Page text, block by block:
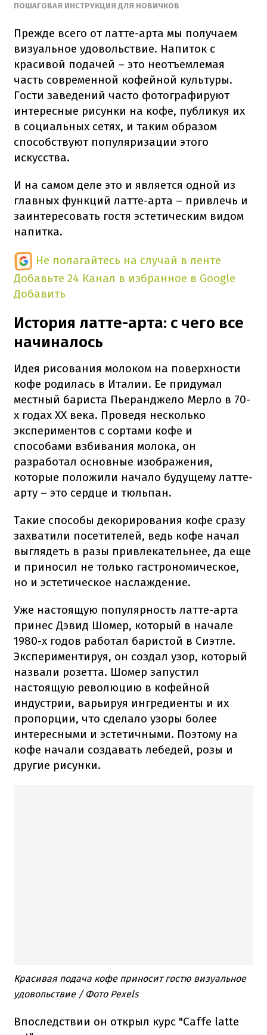
ПОШАГОВАЯ ИНСТРУКЦИЯ ДЛЯ НОВИЧКОВ
Прежде всего от латте-арта мы получаем
визуальное удовольствие. Напиток с
красивой подачей – это неотъемлемая
часть современной кофейной культуры.
Гости заведений часто фотографируют
интересные рисунки на кофе, публикуя их
в социальных сетях, и таким образом
способствуют популяризации этого
искусства.
И на самом деле это и является одной из
главных функций латте-арта – привлечь и
заинтересовать гостя эстетическим видом
напитка.
Не полагайтесь на случай в ленте
Добавьте 24 Канал в избранное в Google
Добавить
История латте-арта: с чего все
начиналось
Идея рисования молоком на поверхности
кофе родилась в Италии. Ее придумал
местный бариста Пьеранджело Мерло в 70-
х годах XX века. Проведя несколько
экспериментов с сортами кофе и
способами взбивания молока, он
разработал основные изображения,
которые положили начало будущему латте-
арту – это сердце и тюльпан.
Такие способы декорирования кофе сразу
захватили посетителей, ведь кофе начал
выглядеть в разы привлекательнее, да еще
и приносил не только гастрономическое,
но и эстетическое наслаждение.
Уже настоящую популярность латте-арта
принес Дэвид Шомер, который в начале
1980-х годов работал баристой в Сиэтле.
Экспериментируя, он создал узор, который
назвали розетта. Шомер запустил
настоящую революцию в кофейной
индустрии, варьируя ингредиенты и их
пропорции, что сделало узоры более
интересными и эстетичными. Поэтому на
кофе начали создавать лебедей, розы и
другие рисунки.
Красивая подача кофе приносит гостю визуальное
удовольствие / Фото Pexels
Впоследствии он открыл курс "Caffe latte